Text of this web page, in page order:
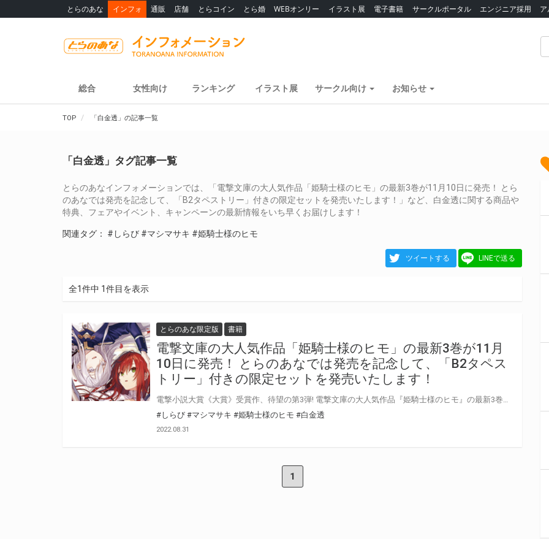
とらのあな インフォ 通販 店舗 とらコイン とら婚 WEBオンリー イラスト展 電子書籍 サークルポータル エンジニア採用
総合 女性向け ランキング イラスト展 サークル向け お知らせ
TOP 「白金透」の記事一覧
「白金透」タグ記事一覧
とらのあなインフォメーションでは、「電撃文庫の大人気作品「姫騎士様のヒモ」の最新3巻が11月10日に発売！ とら
のあなでは発売を記念して、「B2タペストリー」付きの限定セットを発売いたします！」など、白金透に関する商品や
特典、フェアやイベント、キャンペーンの最新情報をいち早くお届けします！
関連タグ： #しらび #マシマサキ #姫騎士様のヒモ
ツイートする LINEで送る
全1件中 1件目を表示
とらのあな限定版 書籍
電撃文庫の大人気作品「姫騎士様のヒモ」の最新3巻が11月
10日に発売！ とらのあなでは発売を記念して、「B2タペス
トリー」付きの限定セットを発売いたします！
#しらび #マシマサキ #姫騎士様のヒモ #白金透
2022.08.31
1